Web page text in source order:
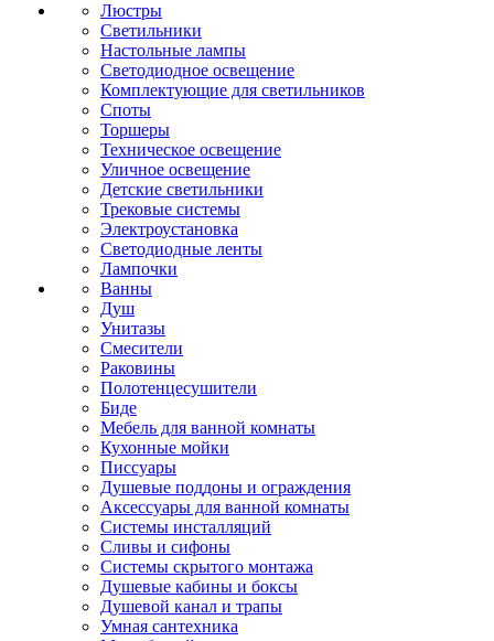
Люстры
Светильники
Настольные лампы
Светодиодное освещение
Комплектующие для светильников
Споты
Торшеры
Техническое освещение
Уличное освещение
Детские светильники
Трековые системы
Электроустановка
Светодиодные ленты
Лампочки
Ванны
Душ
Унитазы
Смесители
Раковины
Полотенцесушители
Биде
Мебель для ванной комнаты
Кухонные мойки
Писсуары
Душевые поддоны и ограждения
Аксессуары для ванной комнаты
Системы инсталляций
Сливы и сифоны
Системы скрытого монтажа
Душевые кабины и боксы
Душевой канал и трапы
Умная сантехника